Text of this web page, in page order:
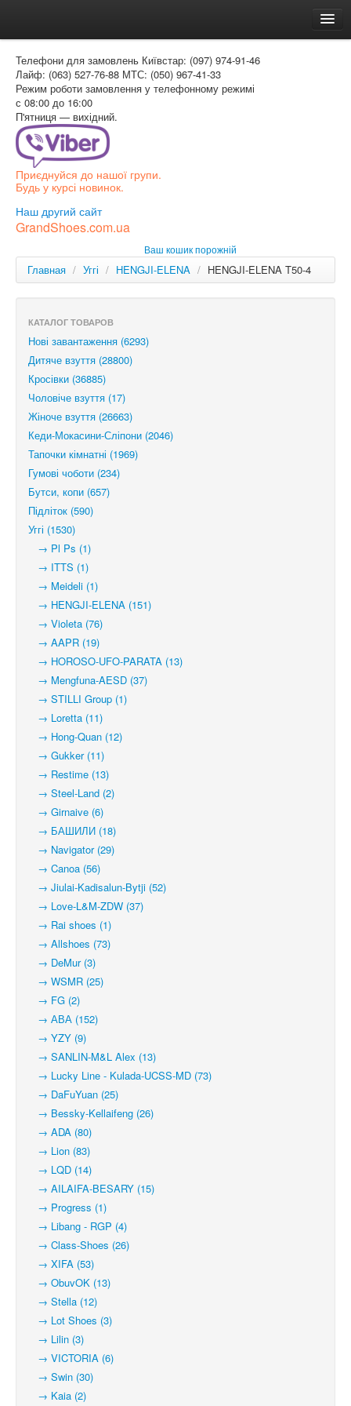
Доставка и оплата
Как заказать
Контакти
Таблиця розмірів
Вхід для покупця
РОС
Телефони для замовлень Київстар: (097) 974-91-46
Лайф: (063) 527-76-88 МТС: (050) 967-41-33
Режим роботи замовлення у телефонному режимі
с 08:00 до 16:00
П'ятниця — вихідний.
Приєднуйся до нашої групи.
Будь у курсі новинок.
Наш другий сайт
GrandShoes.com.ua
Ваш кошик порожній
Главная / Уггі / HENGJI-ELENA / HENGJI-ELENA T50-4
КАТАЛОГ ТОВАРОВ
Нові завантаження (6293)
Дитяче взуття (28800)
Кросівки (36885)
Чоловіче взуття (17)
Жіноче взуття (26663)
Кеди-Мокасини-Сліпони (2046)
Тапочки кімнатні (1969)
Гумові чоботи (234)
Бутси, копи (657)
Підліток (590)
Уггі (1530)
→ Pl Ps (1)
→ ITTS (1)
→ Meideli (1)
→ HENGJI-ELENA (151)
→ Violeta (76)
→ AAPR (19)
→ HOROSO-UFO-PARATA (13)
→ Mengfuna-AESD (37)
→ STILLI Group (1)
→ Loretta (11)
→ Hong-Quan (12)
→ Gukker (11)
→ Restime (13)
→ Steel-Land (2)
→ Girnaive (6)
→ БАШИЛИ (18)
→ Navigator (29)
→ Canoa (56)
→ Jiulai-Kadisalun-Bytji (52)
→ Love-L&M-ZDW (37)
→ Rai shoes (1)
→ Allshoes (73)
→ DeMur (3)
→ WSMR (25)
→ FG (2)
→ АВА (152)
→ YZY (9)
→ SANLIN-M&L Alex (13)
→ Lucky Line - Kulada-UCSS-MD (73)
→ DaFuYuan (25)
→ Bessky-Kellaifeng (26)
→ ADA (80)
→ Lion (83)
→ LQD (14)
→ AILAIFA-BESARY (15)
→ Progress (1)
→ Libang - RGP (4)
→ Class-Shoes (26)
→ XIFA (53)
→ ObuvOK (13)
→ Stella (12)
→ Lot Shoes (3)
→ Lilin (3)
→ VICTORIA (6)
→ Swin (30)
→ Kaia (2)